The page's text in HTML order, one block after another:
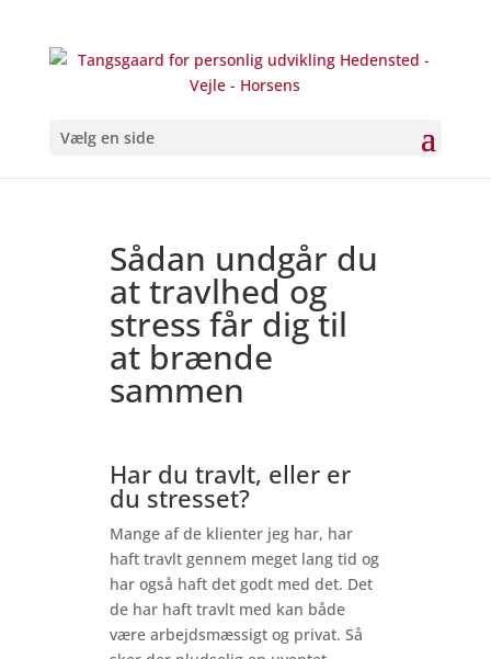
Vælg en side
Sådan undgår du
at travlhed og
stress får dig til
at brænde
sammen
Har du travlt, eller er
du stresset?
Mange af de klienter jeg har, har
haft travlt gennem meget lang tid og
har også haft det godt med det. Det
de har haft travlt med kan både
være arbejdsmæssigt og privat. Så